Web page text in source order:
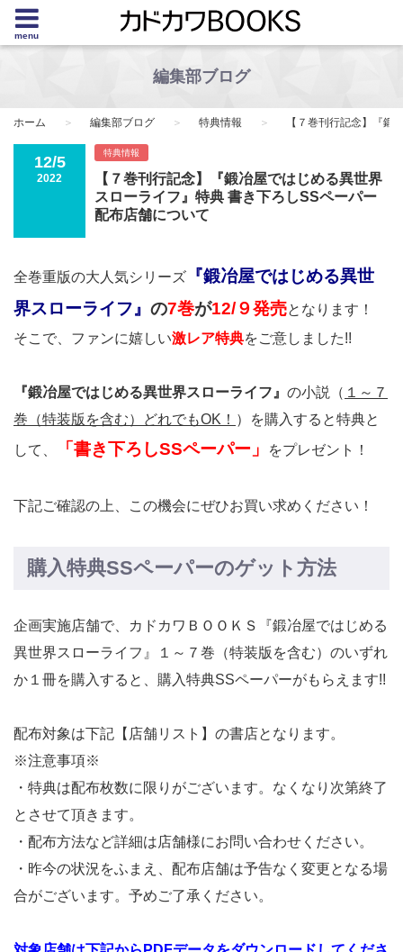
menu
編集部ブログ
ホーム 編集部ブログ 特典情報 【７巻刊行記念】『
12/5
2022
特典情報
【７巻刊行記念】『鍛冶屋ではじめる異世界
スローライフ』特典 書き下ろしSSペーパー
配布店舗について
全巻重版の大人気シリーズ
『鍛冶屋ではじめる異世
界スローライフ』 の7巻が12/９発売となります！
そこで、ファンに嬉しい激レア特典をご意しました!!
『鍛冶屋ではじめる異世界スローライフ』 の小説（ １～７
巻（特装版を含む）どれでもOK！ ）を購入すると特典と
して、
「書き下ろしSSペーパー」 をプレゼント！
下記ご確認の上、この機会にぜひお買い求めください！
購入特典SSペーパーのゲット方法
企画実施店舗で、カドカワＢＯＯＫＳ『鍛冶屋ではじめる
異世界スローライフ』１～７巻（特装版を含む）のいずれ
か１冊を購入すると、購入特典SSペーパーがもらえます!!
配布対象は下記【店舗リスト】の書店となります。
※注意事項※
・特典は配布枚数に限りがございます。なくなり次第終了
とさせて頂きます。
・配布方法など詳細は店舗様にお問い合わせください。
・昨今の状況をふまえ、配布店舗は予告なく変更となる場
合がございます。予めご了承ください。